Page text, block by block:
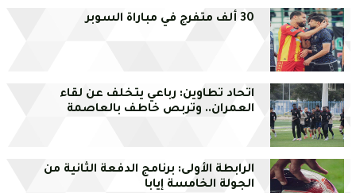
30 ألف متفرج في مباراة السوبر
اتحاد تطاوين: رباعي يتخلف عن لقاء
العمران.. وتربص خاطف بالعاصمة
الرابطة الأولى: برنامج الدفعة الثانية من
الجولة الخامسة إيابا